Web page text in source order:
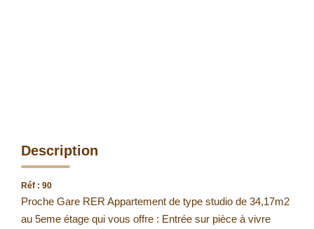
Description
Réf : 90
Proche Gare RER Appartement de type studio de 34,17m2
au 5eme étage qui vous offre : Entrée sur pièce à vivre